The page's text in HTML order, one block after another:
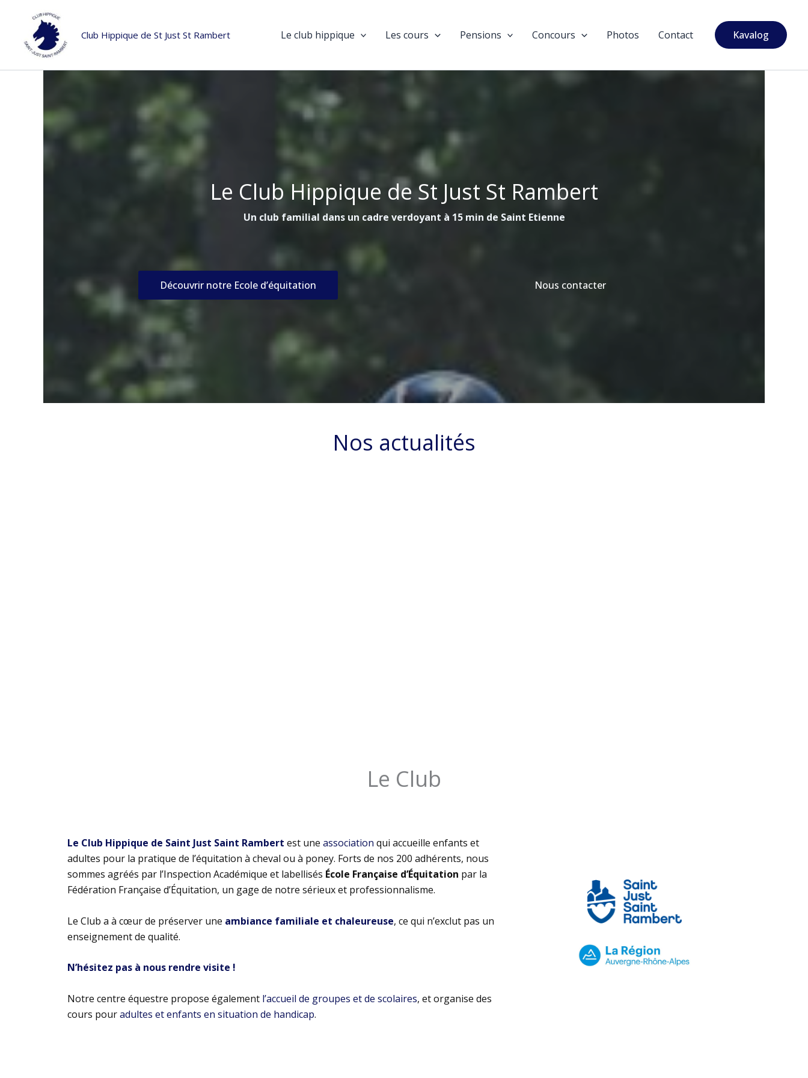
contenu
Club Hippique de St Just St Rambert Le club hippique Les cours Pensions Concours Photos Contact Kavalog
Le Club Hippique de St Just St Rambert
Un club familial dans un cadre verdoyant à 15 min de Saint Etienne
Découvrir notre Ecole d’équitation Nous contacter
Nos actualités
Le Club
Le Club Hippique de Saint Just Saint Rambert est une association qui accueille enfants et
adultes pour la pratique de l’équitation à cheval ou à poney. Forts de nos 200 adhérents, nous
sommes agréés par l’Inspection Académique et labellisés École Française d’Équitation par la
Fédération Française d’Équitation, un gage de notre sérieux et professionnalisme.
Le Club a à cœur de préserver une ambiance familiale et chaleureuse, ce qui n’exclut pas un
enseignement de qualité.
N’hésitez pas à nous rendre visite !
Notre centre équestre propose également l’accueil de groupes et de scolaires, et organise des
cours pouradultes et enfants en situation de handicap.